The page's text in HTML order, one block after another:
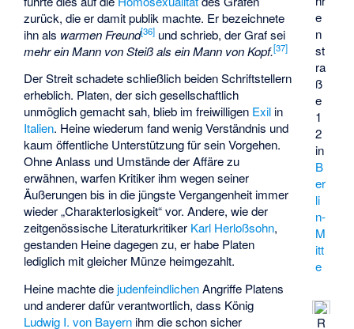
e
n
st
ra
ß
e
1
2
in
B
er
li
n-
M
itt
e
R
zurück, die er damit publik machte. Er bezeichnete
ihn als warmen Freund[36] und schrieb, der Graf sei
mehr ein Mann von Steiß als ein Mann von Kopf.[37]
Der Streit schadete schließlich beiden Schriftstellern
erheblich. Platen, der sich gesellschaftlich
unmöglich gemacht sah, blieb im freiwilligen Exil in
Italien. Heine wiederum fand wenig Verständnis und
kaum öffentliche Unterstützung für sein Vorgehen.
Ohne Anlass und Umstände der Affäre zu
erwähnen, warfen Kritiker ihm wegen seiner
Äußerungen bis in die jüngste Vergangenheit immer
wieder „Charakterlosigkeit“ vor. Andere, wie der
zeitgenössische Literaturkritiker Karl Herloßsohn,
gestanden Heine dagegen zu, er habe Platen
lediglich mit gleicher Münze heimgezahlt.
Heine machte die judenfeindlichenAngriffe Platens
und anderer dafür verantwortlich, dass König
Ludwig I. von Bayern ihm die schon sicher